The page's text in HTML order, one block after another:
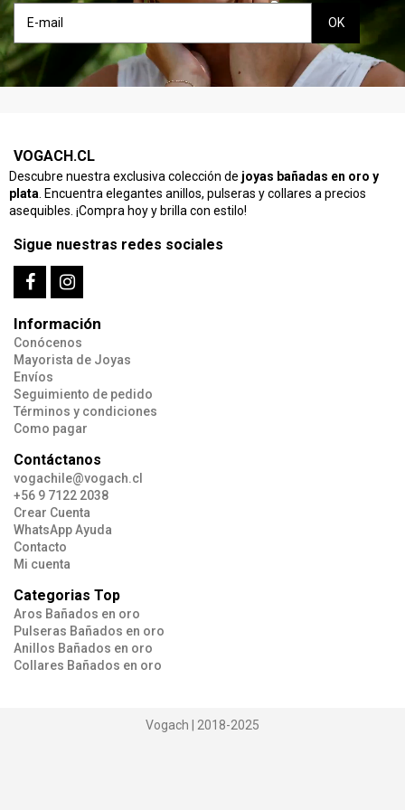
VOGACH.CL
Descubre nuestra exclusiva colección de joyas bañadas en oro y
plata . Encuentra elegantes anillos, pulseras y collares a precios
asequibles. ¡Compra hoy y brilla con estilo!
Sigue nuestras redes sociales
Información
Conócenos
Mayorista de Joyas
Envíos
Seguimiento de pedido
Términos y condiciones
Como pagar
Contáctanos
vogachile@vogach.cl
+56 9 7122 2038
Crear Cuenta
WhatsApp Ayuda
Contacto
Mi cuenta
Categorias Top
Aros Bañados en oro
Pulseras Bañados en oro
Anillos Bañados en oro
Collares Bañados en oro
Vogach | 2018-2025